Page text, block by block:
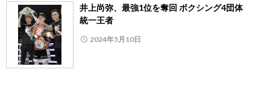
井上尚弥、最強1位を奪回 ボクシング4団体
統一王者
2024年5月10日